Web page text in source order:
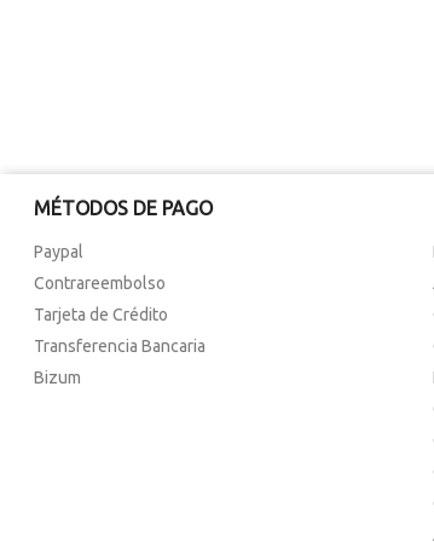
MÉTODOS DE PAGO
Paypal
Contrareembolso
Tarjeta de Crédito
Transferencia Bancaria
Bizum